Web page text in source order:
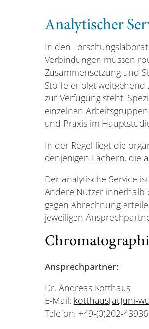
Analytischer
In den
Verbindungen müssen
Zusammensetzung und
Stoffe erfolgt
zur Verfügung steht.
einzelnen
und Praxis im
In der Regel liegt die
denjenigen Fächern, die
Der analytische Service
Andere Nutzer innerhalb
gegen Abrechnung
jeweiligen
Ansprechpartner:
Dr. Andreas Kotthaus
E-Mail: kotthaus[at]uni-
Telefon: +49-(0)202-